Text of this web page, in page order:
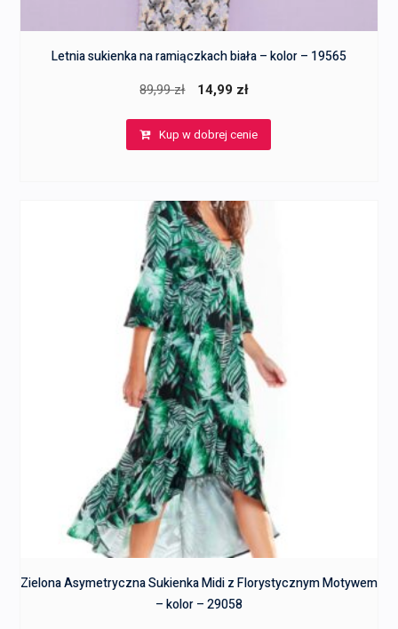
Letnia sukienka na ramiączkach biała – kolor – 19565
89,99zł
Pierwotna
wynosiła:
14,99 zł
wynosi:
Kup w dobrej cenie
Zielona Asymetryczna Sukienka Midi z Florystycznym Motywem
– kolor – 29058